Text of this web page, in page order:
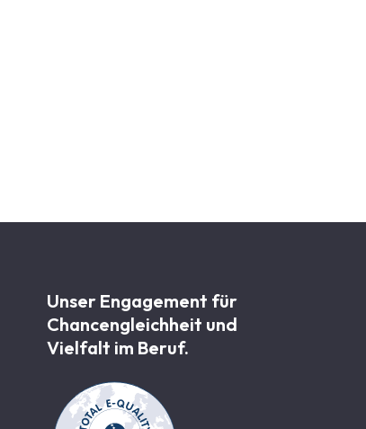
Unser Engagement für
Chancen­gleichheit und
Vielfalt im Beruf.